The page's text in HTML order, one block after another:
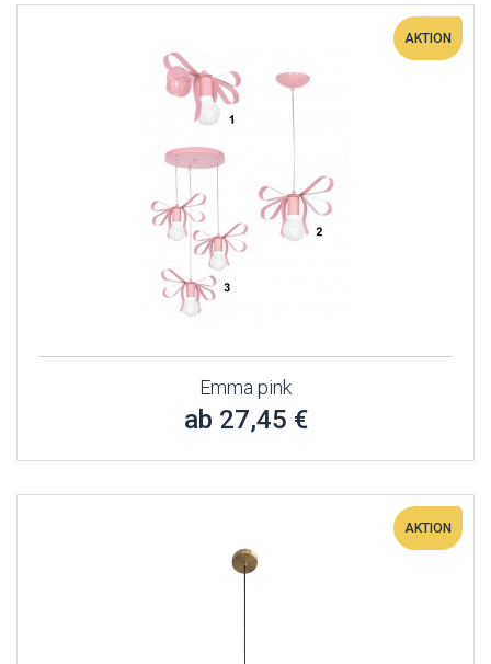
AKTION
Emma pink
ab 27,45 €
AKTION